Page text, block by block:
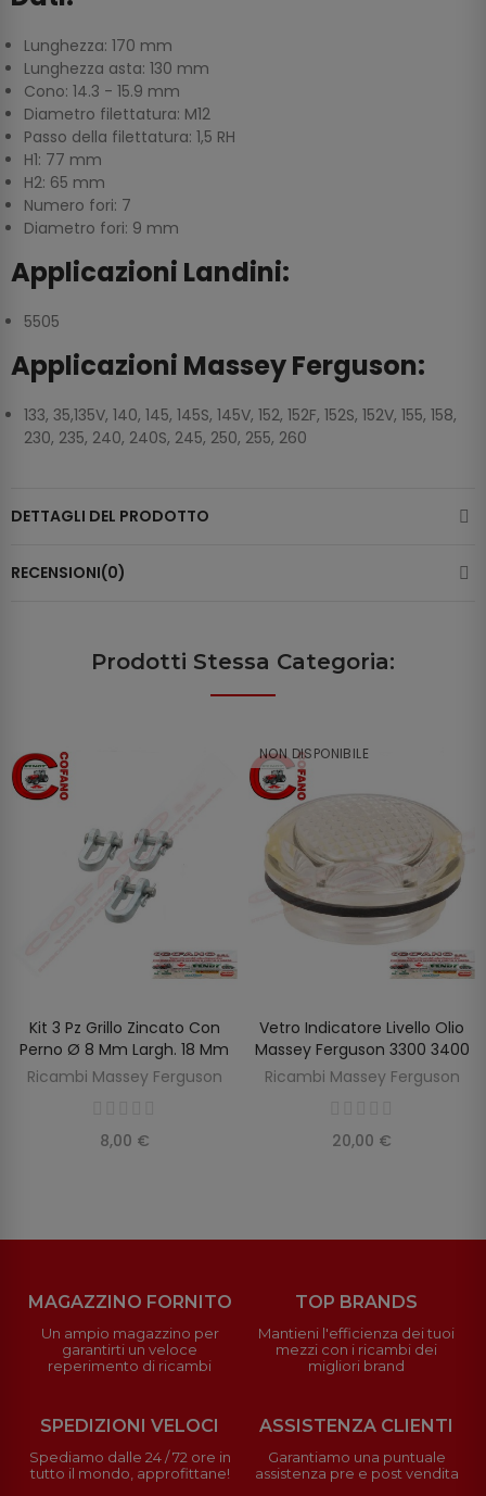
Lunghezza: 170 mm
Lunghezza asta: 130 mm
Cono: 14.3 - 15.9 mm
Diametro filettatura: M12
Passo della filettatura: 1,5 RH
H1: 77 mm
H2: 65 mm
Numero fori: 7
Diametro fori: 9 mm
Applicazioni Landini:
5505
Applicazioni Massey Ferguson:
133, 35,135V, 140, 145, 145S, 145V, 152, 152F, 152S, 152V, 155, 158,
230, 235, 240, 240S, 245, 250, 255, 260
DETTAGLI DEL PRODOTTO
RECENSIONI(0)
Prodotti Stessa Categoria:
AGGIUNGI AL CARRELLO
Kit 3 Pz Grillo Zincato Con
Perno Ø 8 Mm Largh. 18 Mm
Ricambi Massey Ferguson
8,00 €
NON DISPONIBILE
SCOPRIRE
Vetro Indicatore Livello Olio
Massey Ferguson 3300 3400
Ricambi Massey Ferguson
20,00 €
MAGAZZINO FORNITO
Un ampio magazzino per
garantirti un veloce
reperimento di ricambi
TOP BRANDS
Mantieni l'efficienza dei tuoi
mezzi con i ricambi dei
migliori brand
SPEDIZIONI VELOCI
Spediamo dalle 24 / 72 ore in
tutto il mondo, approfittane!
ASSISTENZA CLIENTI
Garantiamo una puntuale
assistenza pre e post vendita